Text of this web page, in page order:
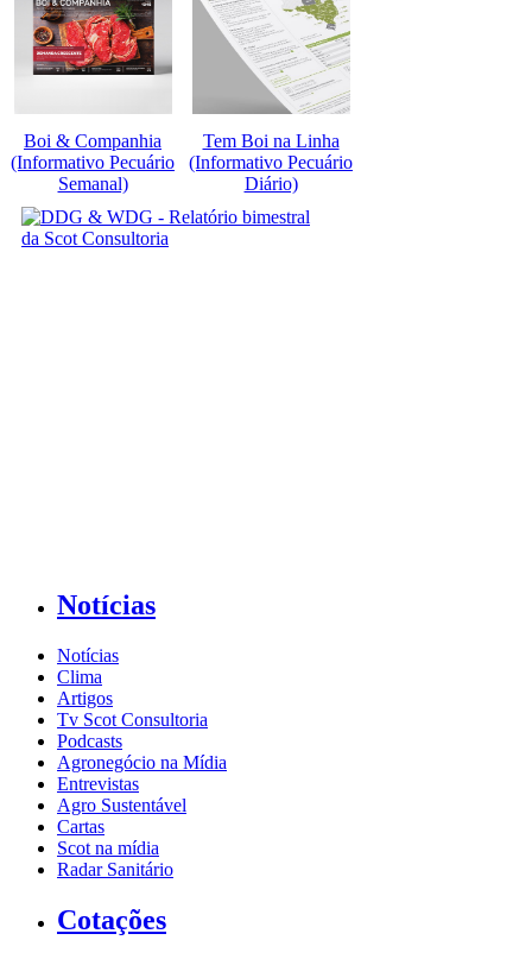
Boi & Companhia
(Informativo Pecuário
Semanal)
Tem Boi na Linha
(Informativo Pecuário
Diário)
Notícias
Notícias
Clima
Artigos
Tv Scot Consultoria
Podcasts
Agronegócio na Mídia
Entrevistas
Agro Sustentável
Cartas
Scot na mídia
Radar Sanitário
Cotações